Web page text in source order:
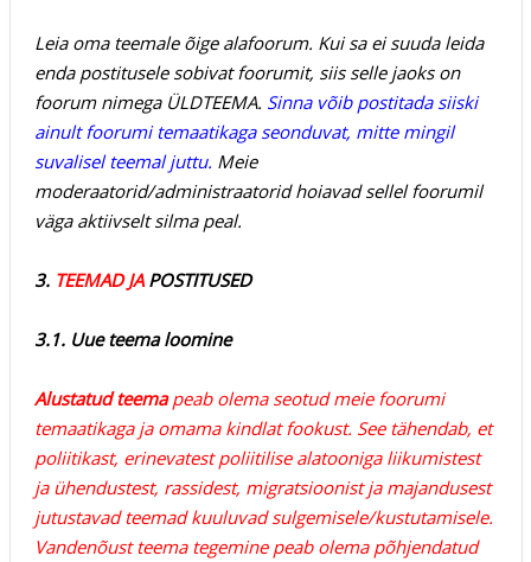
Leia oma teemale õige alafoorum. Kui sa ei suuda leida
enda postitusele sobivat foorumit, siis selle jaoks on
foorum nimega ÜLDTEEMA. Sinna võib postitada siiski
ainult foorumi temaatikaga seonduvat, mitte mingil
suvalisel teemal juttu. Meie
moderaatorid/administraatorid hoiavad sellel foorumil
väga aktiivselt silma peal.
3. TEEMAD JAPOSTITUSED
3.1. Uue teema loomine
Alustatud teemapeab olema seotud meie foorumi
temaatikaga ja omama kindlat fookust. See tähendab, et
poliitikast, erinevatest poliitilise alatooniga liikumistest
ja ühendustest, rassidest, migratsioonist ja majandusest
jutustavad teemad kuuluvad sulgemisele/kustutamisele.
Vandenõust teema tegemine peab olema põhjendatud